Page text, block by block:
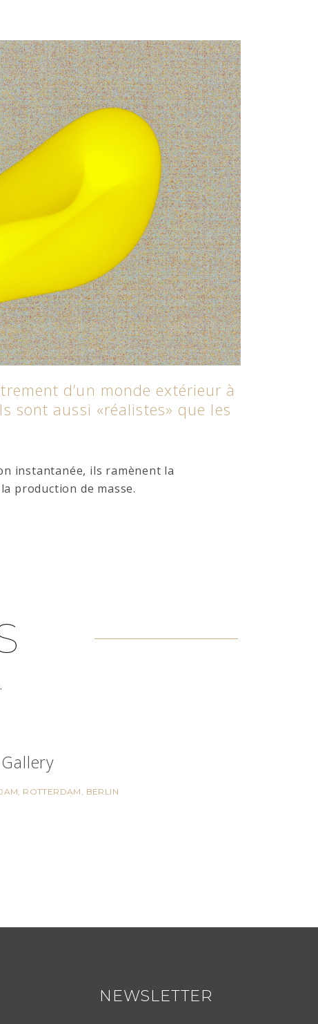
d’un monde extérieur à
sont aussi «réalistes» que les
instantanée, ils ramènent la
production de masse.
ROTTERDAM, BERLIN
NEWSLETTER